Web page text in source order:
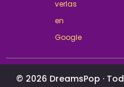
verlas
en
Google
© 2026 DreamsPop ·